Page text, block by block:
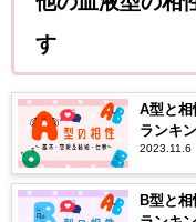
す
A型と相
ランキ
2023.11.6
B型と